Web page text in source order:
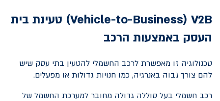
V2B
(
Vehicle-to-Business) טעינת בית
העסק באמצעות הרכב
טכנולוגיה זו מאפשרת לרכב החשמלי להטעין בתי עסק שיש
להם צורך גבוה באנרגיה, כמו חנויות גדולות או מפעלים.
רכב חשמלי בעל סוללה גדולה מחובר למערכת החשמל של